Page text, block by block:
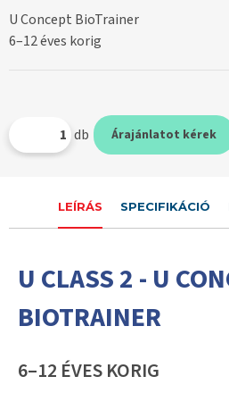
U Concept BioTrainer
6–12 éves korig
db Árajánlatot kérek
LEÍRÁS SPECIFIKÁCIÓ
U CLASS 2 - U
BIOTRAINER
6–12 ÉVES KORIG